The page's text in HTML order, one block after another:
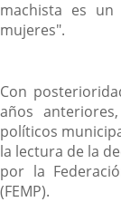
machista es
mujeres".
Con
años
políticos
la lectura de la
por la
(FEMP).